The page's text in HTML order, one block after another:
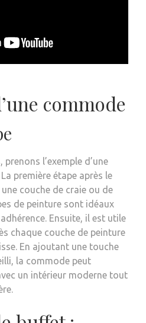
commode
l’exemple d’une
première étape après le
couche de craie ou de
de peinture sont idéaux
Ensuite, il est utile
chaque couche de peinture
En ajoutant une touche
la commode peut
un intérieur moderne tout